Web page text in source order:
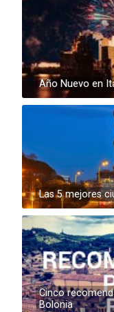
Año Nuevo en
Las 5 mejores
Cinco
Bolonia